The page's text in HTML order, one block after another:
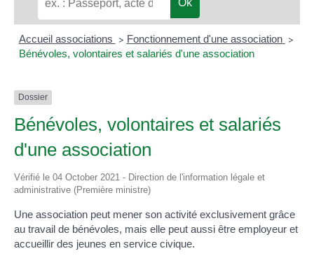
Accueil associations > Fonctionnement d'une association >
Bénévoles, volontaires et salariés d'une association
Dossier
Bénévoles, volontaires et salariés
d'une association
Vérifié le 04 October 2021 - Direction de l'information légale et
administrative (Première ministre)
Une association peut mener son activité exclusivement grâce
au travail de bénévoles, mais elle peut aussi être employeur et
accueillir des jeunes en service civique.